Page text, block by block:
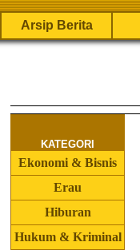
Arsip Berita
KATEGORI
Ekonomi & Bisnis
Erau
Hiburan
Hukum & Kriminal